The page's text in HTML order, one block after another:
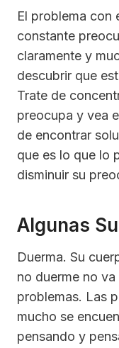
El problema con
constante
claramente y
descubrir que
Trate de
preocupa y vea
de encontrar
que es lo que lo
disminuir su
Algunas
Duerma. Su
no duerme no
problemas. Las
mucho se
pensando y